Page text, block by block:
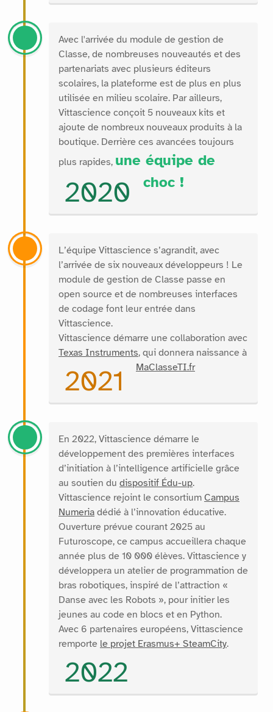
Avec l'arrivée du module de gestion de
Classe, de nombreuses nouveautés et des
partenariats avec plusieurs éditeurs
scolaires, la plateforme est de plus en plus
utilisée en milieu scolaire. Par ailleurs,
Vittascience conçoit 5 nouveaux kits et
ajoute de nombreux nouveaux produits à la
boutique. Derrière ces avancées toujours
plus rapides, une équipe de
choc !
2020
L’équipe Vittascience s’agrandit, avec
l’arrivée de six nouveaux développeurs ! Le
module de gestion de Classe passe en
open source et de nombreuses interfaces
de codage font leur entrée dans
Vittascience.
Vittascience démarre une collaboration avec
Texas Instruments, qui donnera naissance à
MaClasseTI.fr
2021
En 2022, Vittascience démarre le
développement des premières interfaces
d’initiation à l’intelligence artificielle grâce
au soutien du dispositif Édu-up.
Vittascience rejoint le consortium Campus
Numeria dédié à l’innovation éducative.
Ouverture prévue courant 2025 au
Futuroscope, ce campus accueillera chaque
année plus de 10 000 élèves. Vittascience y
développera un atelier de programmation de
bras robotiques, inspiré de l’attraction «
Danse avec les Robots », pour initier les
jeunes au code en blocs et en Python.
Avec 6 partenaires européens, Vittascience
remporte le projet Erasmus+ SteamCity.
2022